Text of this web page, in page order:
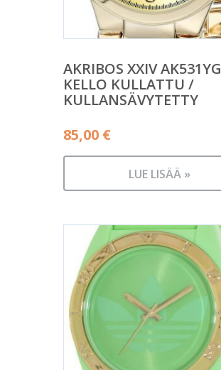
AKRIBOS XXIV AK531YG
KELLO KULLATTU /
KULLANSÄVYTETTY
85,00 €
LUE LISÄÄ »